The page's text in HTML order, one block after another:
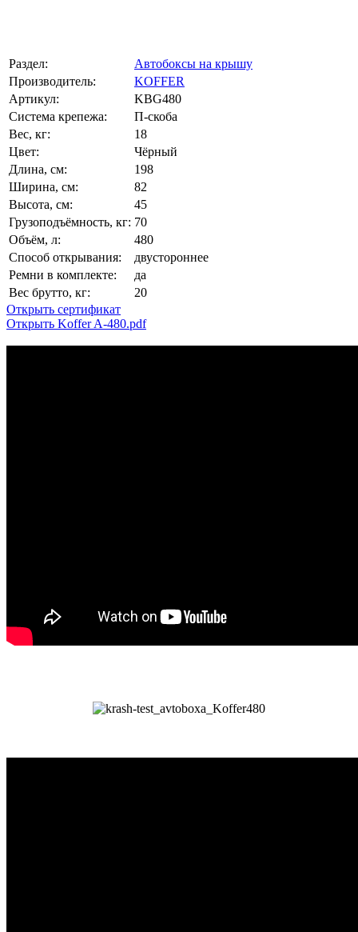
Раздел:
Автобоксы на крышу
Производитель:
KOFFER
Артикул:
KBG480
Система крепежа:
П-скоба
Вес, кг:
18
Цвет:
Чёрный
Длина, см:
198
Ширина, см:
82
Высота, см:
45
Грузоподъёмность, кг: 70
Объём, л:
480
Способ открывания:
двустороннее
Ремни в комплекте:
да
Вес брутто, кг:
20
Открыть сертификат
Открыть Koffer A-480.pdf